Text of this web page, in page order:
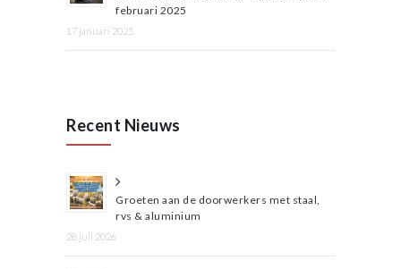
februari 2025
17 januari 2025
Recent Nieuws
Groeten aan de doorwerkers met staal,
rvs & aluminium
28 juli 2026